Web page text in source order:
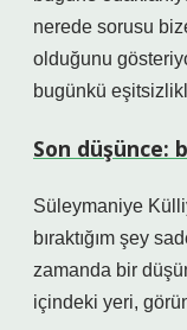
nerede sorusu
olduğunu
bugünkü
Son düşünce:
Süleymaniye
bıraktığım şey
zamanda bir
içindeki yeri,